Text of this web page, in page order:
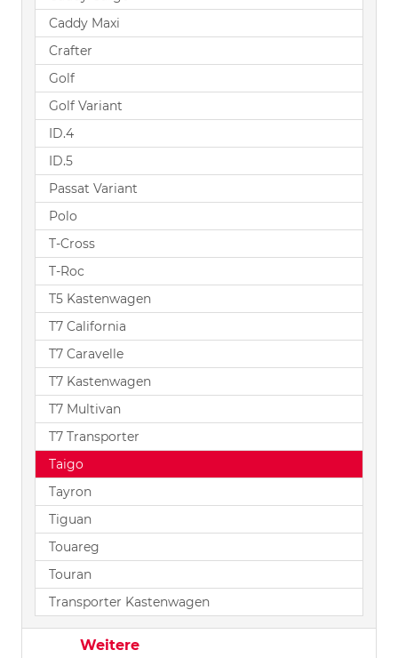
Caddy Maxi
Crafter
Golf
Golf Variant
ID.4
ID.5
Passat Variant
Polo
T-Cross
T-Roc
T5 Kastenwagen
T7 California
T7 Caravelle
T7 Kastenwagen
T7 Multivan
T7 Transporter
Taigo
Tayron
Tiguan
Touareg
Touran
Transporter Kastenwagen
Weitere